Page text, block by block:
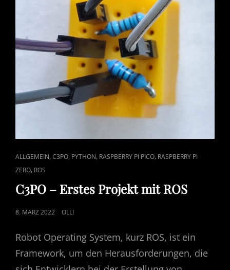
CAT
LINKS
ALLGEMEIN,C3PO, PYTHON, RASPBERRY PI PICO, RASPBERRY PI
ZERO, ROS
C3PO – Erstes Projekt mit ROS
POSTED
8. MÄRZ 2022 OLLI
Robot Operating System, kurz ROS, ist ein
Framework, um den Herausforderungen, die